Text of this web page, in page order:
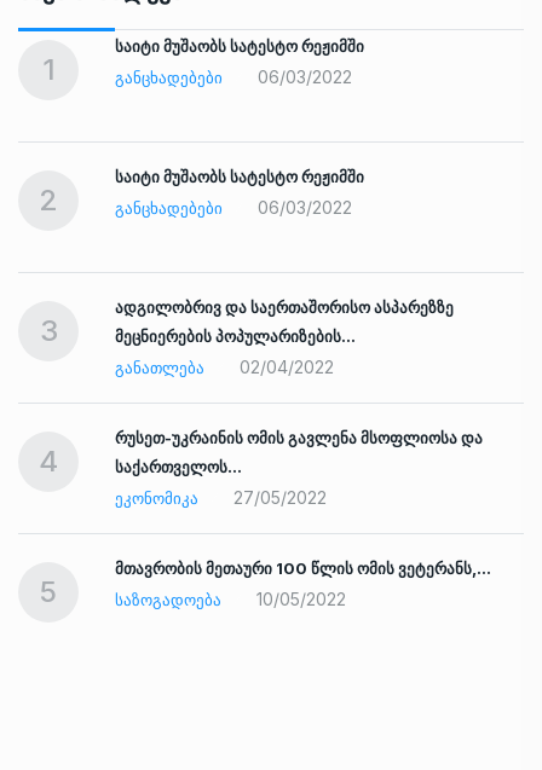
1
საიტი მუშაობს სატესტო რეჟიმში
ᲒᲐᲜᲪᲮᲐᲓᲔᲑᲔᲑᲘ
06/03/2022
2
საიტი მუშაობს სატესტო რეჟიმში
ᲒᲐᲜᲪᲮᲐᲓᲔᲑᲔᲑᲘ
06/03/2022
3
ადგილობრივ და საერთაშორისო ასპარეზზე
მეცნიერების პოპულარიზების…
ᲒᲐᲜᲐᲗᲚᲔᲑᲐ
02/04/2022
4
რუსეთ-უკრაინის ომის გავლენა მსოფლიოსა და
საქართველოს…
ᲔᲙᲝᲜᲝᲛᲘᲙᲐ
27/05/2022
5
მთავრობის მეთაური 100 წლის ომის ვეტერანს,…
ᲡᲐᲖᲝᲒᲐᲓᲝᲔᲑᲐ
10/05/2022